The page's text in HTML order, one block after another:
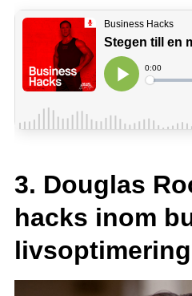
3. Douglas
hacks inom
livsoptimering